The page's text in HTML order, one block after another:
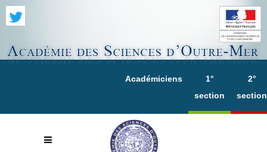
Académiciens
1°
section
2°
section